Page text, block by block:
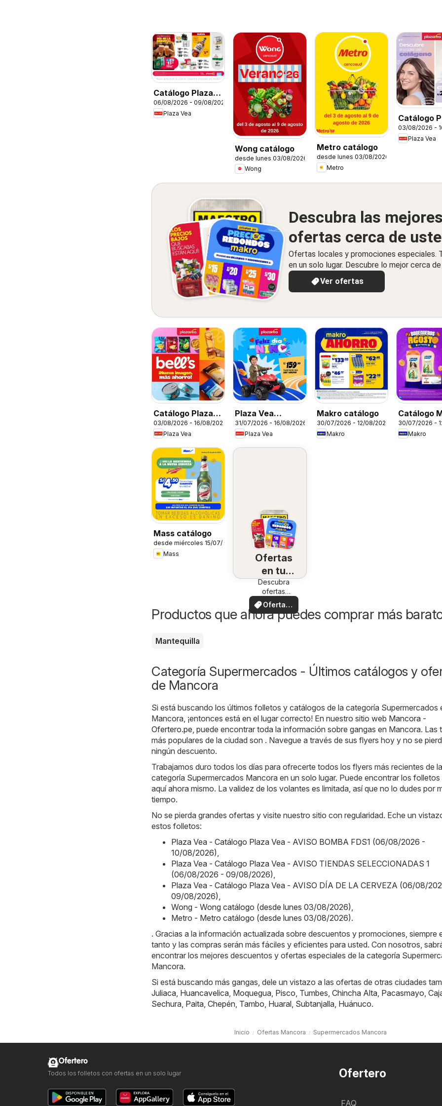
Catálogo Plaza
Vea - AVISO DÍA
DE LA CERVEZA
06/08/2026 - 09/08/2026
Plaza Vea
Wong catálogo
desde lunes 03/08/2026
Wong
Metro catálogo
desde lunes 03/08/2026
Metro
Catálogo
Vea -
Cuidado
03/08/2026 -
Plaza Vea
Descubra las
ofertas cerca de
Ofertas locales y promociones especiales.
en un solo lugar. Descubre lo mejor cerca
Ver ofertas
Catálogo Plaza
Vea - Díptico
Marcas Propias
03/08/2026 - 16/08/2026
Plaza Vea
Plaza Vea
catálogo
31/07/2026 - 16/08/2026
Plaza Vea
Makro catálogo
30/07/2026 - 12/08/2026
Makro
Catálogo
Esp
VIG
30/07/2026 -
Makro
Mass catálogo
desde miércoles 15/07/2026
Mass
Ofertas
en tu
zona
Descubra
ofertas
especiales
Ofertas
locales
Productos que ahora puedes comprar más
Mantequilla
Categoría Supermercados - Últimos catálogos y
de Mancora
Si está buscando los últimos folletos y catálogos de la categoría Supermercados
Mancora, ¡entonces está en el lugar correcto! En nuestro sitio web Mancora -
Ofertero.pe, puede encontrar toda la información sobre gangas en Mancora. Las
más populares de la ciudad son . Navegue a través de sus flyers hoy y no se
ningún descuento.
Trabajamos duro todos los días para ofrecerte todos los flyers más recientes de la
categoría Supermercados Mancora en un solo lugar. Puede encontrar los folletos
aquí ahora mismo. La validez de los volantes es limitada, así que no lo dudes por
tiempo.
No se pierda grandes ofertas y visite nuestro sitio con regularidad. Eche un
estos folletos:
Plaza Vea - Catálogo Plaza Vea - AVISO BOMBA FDS1 (06/08/2026 -
10/08/2026),
Plaza Vea - Catálogo Plaza Vea - AVISO TIENDAS SELECCIONADAS 1
(06/08/2026 - 09/08/2026),
Plaza Vea - Catálogo Plaza Vea - AVISO DÍA DE LA CERVEZA (06/08/
09/08/2026),
Wong - Wong catálogo (desde lunes 03/08/2026),
Metro - Metro catálogo (desde lunes 03/08/2026).
. Gracias a la información actualizada sobre descuentos y promociones, siempre
tanto y las compras serán más fáciles y eficientes para usted. Con nosotros,
encontrar los mejores descuentos y ofertas especiales de la categoría
Mancora.
Si está buscando más gangas, dele un vistazo a las ofertas de otras ciudades
Juliaca, Huancavelica, Moquegua, Pisco, Tumbes, Chincha Alta, Pacasmayo,
Sechura, Paita, Chepén, Tambo, Huaral, Subtanjalla, Huánuco.
Inicio Ofertas Mancora Supermercados Mancora
Ofertero
FAQ
Ofertero
Todos los folletos con ofertas en un solo lugar